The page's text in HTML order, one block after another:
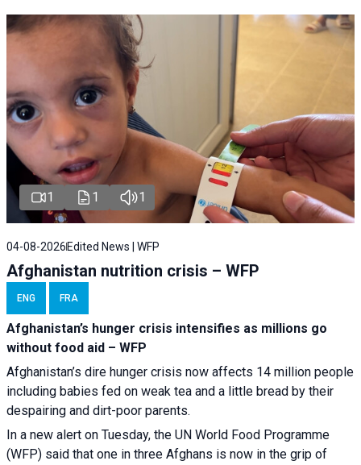
1 1 1
04-08-2026 Edited News | WFP
Afghanistan nutrition crisis – WFP
ENG FRA
Afghanistan’s hunger crisis intensifies as millions go
without food aid – WFP
Afghanistan’s dire hunger crisis now affects 14 million people
including babies fed on weak tea and a little bread by their
despairing and dirt-poor parents.
In a new alert on Tuesday, the UN World Food Programme
(WFP) said that one in three Afghans is now in the grip of